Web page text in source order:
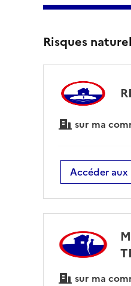
Risques
sur ma
Accéder
sur ma